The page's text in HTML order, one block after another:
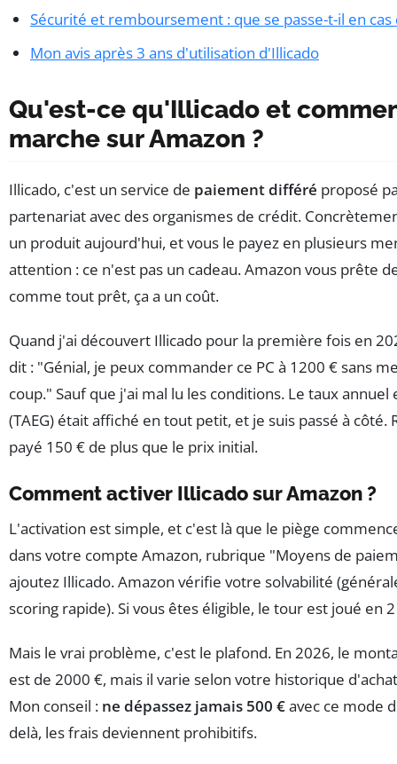
Sécurité et remboursement : que se passe-t-il en cas
Mon avis après 3 ans d'utilisation d'Illicado
Qu'est-ce qu'Illicado et
marche sur Amazon ?
Illicado, c'est un service de paiement différé proposé
partenariat avec des organismes de crédit.
un produit aujourd'hui, et vous le payez en plusieurs
attention : ce n'est pas un cadeau. Amazon vous prête
comme tout prêt, ça a un coût.
Quand j'ai découvert Illicado pour la première fois en
dit : "Génial, je peux commander ce PC à 1200 € sans
coup." Sauf que j'ai mal lu les conditions. Le taux annuel
(TAEG) était affiché en tout petit, et je suis passé à côté.
payé 150 € de plus que le prix initial.
Comment activer Illicado sur Amazon ?
L'activation est simple, et c'est là que le piège
dans votre compte Amazon, rubrique "Moyens de
ajoutez Illicado. Amazon vérifie votre solvabilité
scoring rapide). Si vous êtes éligible, le tour est joué en
Mais le vrai problème, c'est le plafond. En 2026, le
est de 2000 €, mais il varie selon votre historique
Mon conseil : ne dépassez jamais 500 €avec ce mode
delà, les frais deviennent prohibitifs.